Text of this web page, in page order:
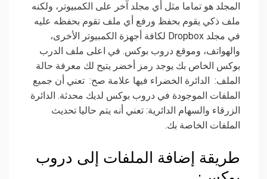
المجلد هو تماما مثل أي مجلد آخر على الكمبيوتر، ولكنه
ملف ذكي يقوم بحفظ ورفع أي ملف تقوم بحفظه عليه
في مجلد Dropbox لكافة أجهزة الكمبيوتر الأخرى،
والهواتف، وموقع دروب بوكس. في اعلى ملف الدرب
بوكس الخاص بك يوجد رمز أخضر يتيح لك معرفة حالة
الملف: الدائرة الخضراء فيها علامة صح: تعني أن جميع
الملفات الموجودة في دروب بوكس لديك محدثة. الدائرة
الزرقاء والسهام الدائرية: تعني أنه يتم حاليا تحديث
الملفات الخاصة بك.
طريقة إضافة الملفات إلى دروب